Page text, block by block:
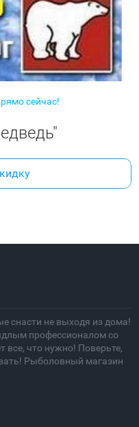
сейчас!
снасти не выходя из дома!
профессионалом со
что нужно! Поверьте,
Рыболовный магазин